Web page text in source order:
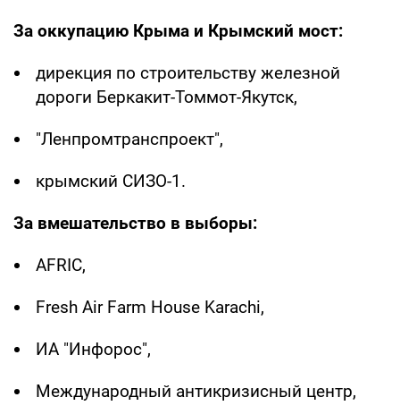
За оккупацию Крыма и Крымский мост:
дирекция по строительству железной
дороги Беркакит-Томмот-Якутск,
"Ленпромтранспроект",
крымский СИЗО-1.
За вмешательство в выборы:
AFRIC,
Fresh Air Farm House Karachi,
ИА "Инфорос",
Международный антикризисный центр,